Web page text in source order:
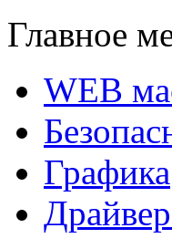
Главное
WEB
Графика